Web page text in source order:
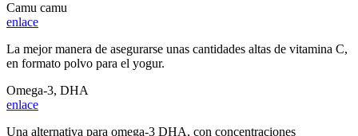
Camu camu
enlace
La mejor manera de asegurarse unas cantidades altas de vitamina C,
en formato polvo para el yogur.
Omega-3, DHA
enlace
Una alternativa para omega-3 DHA, con concentraciones